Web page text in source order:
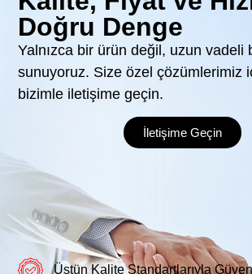
Doğru Denge
Yalnızca bir ürün değil, uzun vadeli
sunuyoruz. Size özel çözümlerimiz
bizimle iletişime geçin.
İletişime Geçin
Üstün Kalite Standartlarıyla